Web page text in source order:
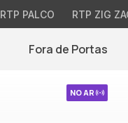
RTP PALCO RTP ZIG
Fora de Portas
NO AR